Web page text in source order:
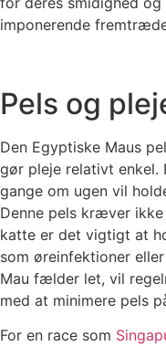
imponerende
Pels og
Den Egyptiske Maus
gør pleje relativt
gange om ugen vil
Denne pels kræver
katte er det vigtigt at
som øreinfektioner
Mau fælder let, vil
med at minimere pels
For en race som